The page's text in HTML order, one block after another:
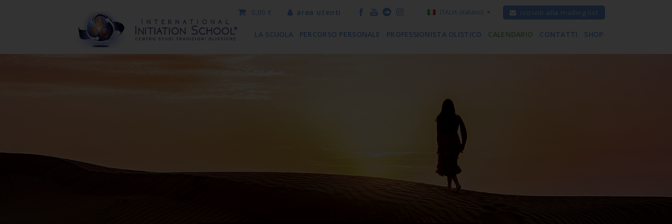
iscriviti alla mailing list
ITALIA (italiano)
area utenti
0,00 €
LA SCUOLA PERCORSO PERSONALE PROFESSIONISTA OLISTICO CALENDARIO CONTATTI SHOP